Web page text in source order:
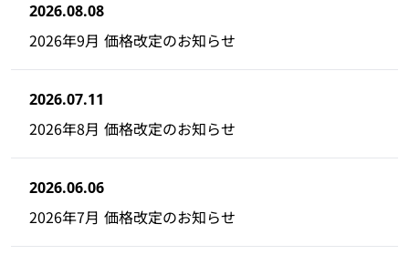
2026.08.08
2026年9月 価格改定のお知らせ
2026.07.11
2026年8月 価格改定のお知らせ
2026.06.06
2026年7月 価格改定のお知らせ